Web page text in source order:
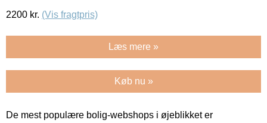
2200 kr. (Vis fragtpris)
Læs mere »
Køb nu »
De mest populære bolig-webshops i øjeblikket er